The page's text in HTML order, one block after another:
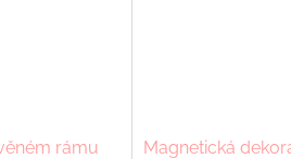
rámu
Magnetická